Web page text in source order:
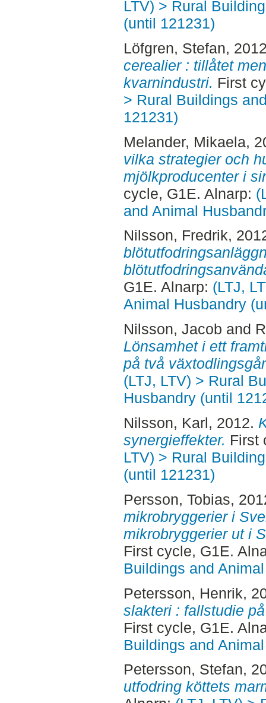
LTV) > Rural
(until 121231)
Löfgren, Stefan,
cerealier : tillåtet
kvarnindustri. First
> Rural Buildings
121231)
Melander, Mikaela,
vilka strategier och
mjölkproducenter i
cycle, G1E. Alnarp:
and Animal
Nilsson, Fredrik,
G1E. Alnarp: (LTJ,
Animal Husbandry
Nilsson, Jacob and
Lönsamhet i ett
på två
(LTJ, LTV) > Rural
Husbandry (until
Nilsson, Karl, 2012.
synergieffekter. First
LTV) > Rural
(until 121231)
Persson, Tobias,
mikrobryggerier i
mikrobryggerier ut i
First cycle, G1E.
Buildings and
Petersson, Henrik,
slakteri : fallstudie
First cycle, G1E.
Buildings and
Petersson, Stefan,
utfodring köttets